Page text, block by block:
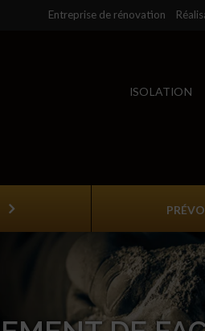
Entreprise de rénovation
ISOLATION